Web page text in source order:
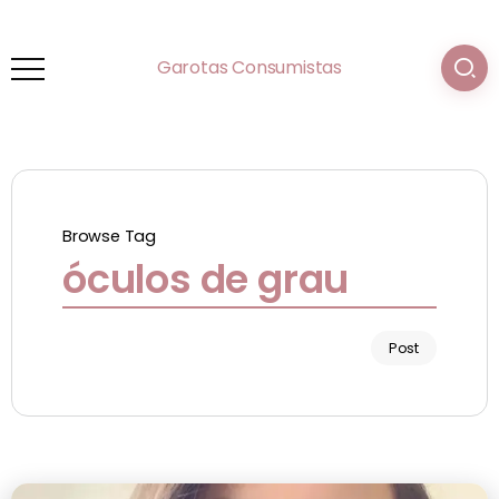
Garotas Consumistas
Browse Tag
óculos de grau
Post